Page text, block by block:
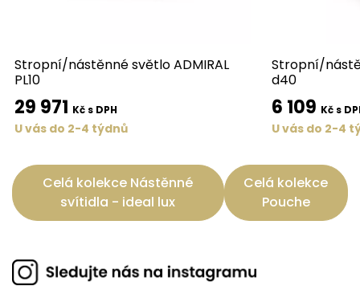
Stropní/nástěnné světlo ADMIRAL
PL10
29 971 Kč s DPH
U vás do 2-4 týdnů
Stropní/
d40
6 109 Kč s
U vás do 2-4
Celá kolekce Nástěnné
svítidla - ideal lux
Celá kolekce
Pouche